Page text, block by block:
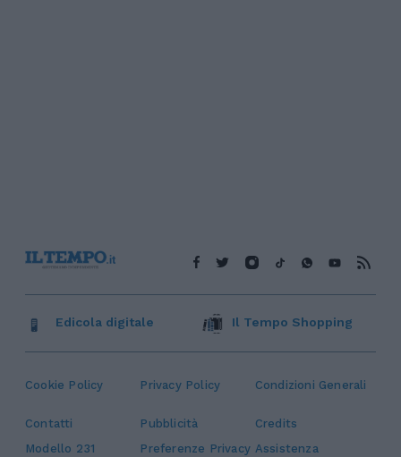
Cookie Policy Privacy Policy Condizioni Generali
Contatti Pubblicità
Credits
Modello 231
Preferenze Privacy Assistenza
Edicola digitale Il Tempo Shopping